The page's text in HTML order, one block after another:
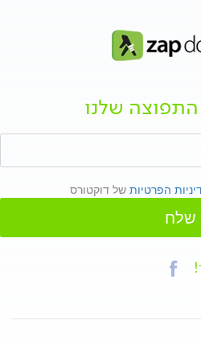
שלנו
הפרטיות של דוקטורס
שלח